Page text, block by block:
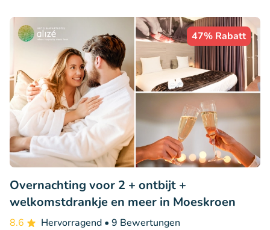
47% Rabatt
Overnachting voor 2 + ontbijt +
welkomstdrankje en meer in Moeskroen
8.6 Hervorragend • 9 Bewertungen